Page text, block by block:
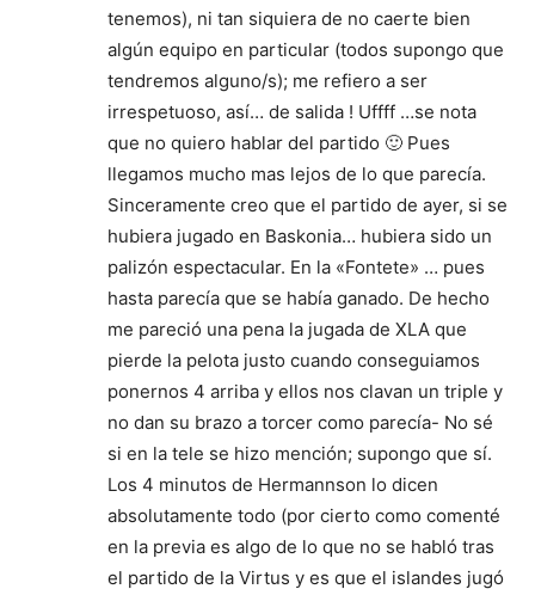
tenemos), ni tan siquiera de no caerte bien
algún equipo en particular (todos supongo que
tendremos alguno/s); me refiero a ser
irrespetuoso, así… de salida ! Uffff …se nota
que no quiero hablar del partido 🙂 Pues
llegamos mucho mas lejos de lo que parecía.
Sinceramente creo que el partido de ayer, si se
hubiera jugado en Baskonia… hubiera sido un
palizón espectacular. En la «Fontete» … pues
hasta parecía que se había ganado. De hecho
me pareció una pena la jugada de XLA que
pierde la pelota justo cuando conseguiamos
ponernos 4 arriba y ellos nos clavan un triple y
no dan su brazo a torcer como parecía- No sé
si en la tele se hizo mención; supongo que sí.
Los 4 minutos de Hermannson lo dicen
absolutamente todo (por cierto como comenté
en la previa es algo de lo que no se habló tras
el partido de la Virtus y es que el islandes jugó